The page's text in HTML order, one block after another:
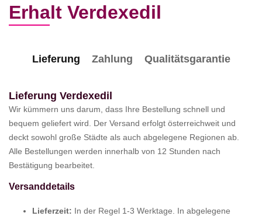
Erhalt Verdexedil
Lieferung Zahlung Qualitätsgarantie
Lieferung Verdexedil
Wir kümmern uns darum, dass Ihre Bestellung schnell und
bequem geliefert wird. Der Versand erfolgt österreichweit und
deckt sowohl große Städte als auch abgelegene Regionen ab.
Alle Bestellungen werden innerhalb von 12 Stunden nach
Bestätigung bearbeitet.
Versanddetails
Lieferzeit: In der Regel 1-3 Werktage. In abgelegene